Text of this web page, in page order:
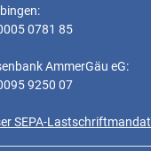
0781 85
AmmerGäu eG:
9250 07
SEPA-Lastschriftmandat